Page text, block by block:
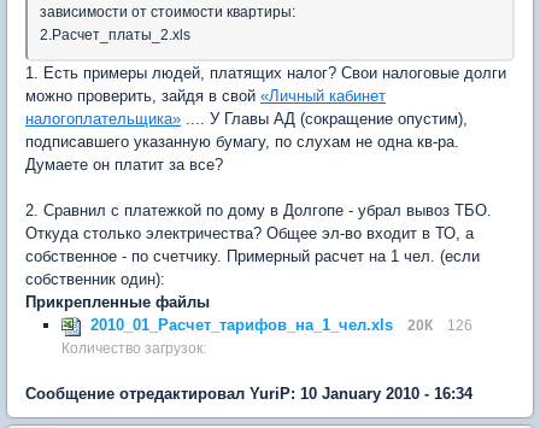
зависимости от стоимости квартиры:
2.Расчет_платы_2.xls
1. Есть примеры людей, платящих налог? Свои налоговые долги
можно проверить, зайдя в свой «Личный кабинет
налогоплательщика» .... У Главы АД (сокращение опустим),
подписавшего указанную бумагу, по слухам не одна кв-ра.
Думаете он платит за все?
2. Сравнил с платежкой по дому в Долгопе - убрал вывоз ТБО.
Откуда столько электричества? Общее эл-во входит в ТО, а
собственное - по счетчику. Примерный расчет на 1 чел. (если
собственник один):
Прикрепленные файлы
2010_01_Расчет_тарифов_на_1_чел.xls
20К
126
Количество загрузок:
Сообщение отредактировал YuriP: 10 January 2010 - 16:34